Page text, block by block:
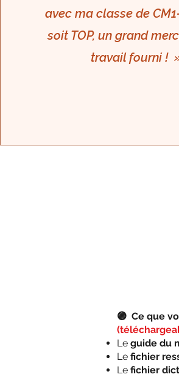
avec ma classe de
soit TOP, un grand
travail fourni !
🟣 Ce que
Le guide du
Le fichier
Le fichier